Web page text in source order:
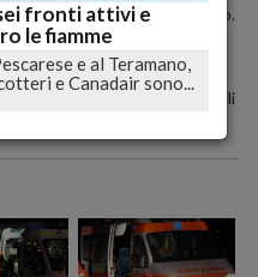
alla testa, e' morto sul colpo.
subito soccorsa e
118 di Montesilvano.
di Citta' Sant'Angelo e i vigili
fronti attivi e
le fiamme
e al Teramano,
e Canadair sono...